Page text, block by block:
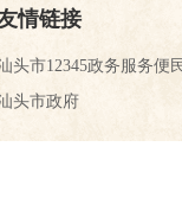
情链接
头市12345政务服务便
头市政府